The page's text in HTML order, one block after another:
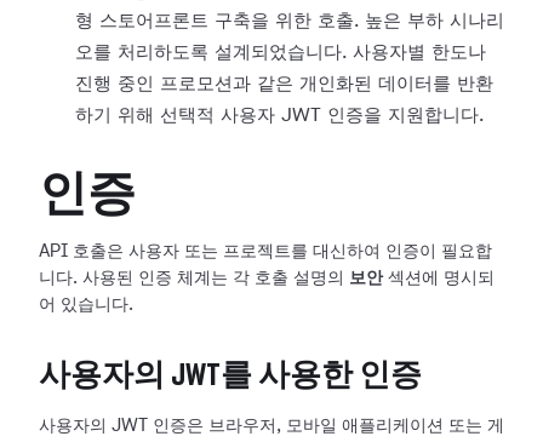
형 스토어프론트 구축을 위한 호출. 높은 부하 시나리
오를 처리하도록 설계되었습니다. 사용자별 한도나
진행 중인 프로모션과 같은 개인화된 데이터를 반환
하기 위해 선택적 사용자 JWT 인증을 지원합니다.
인증
API 호출은 사용자 또는 프로젝트를 대신하여 인증이 필요합
니다. 사용된 인증 체계는 각 호출 설명의 보안섹션에 명시되
어 있습니다.
사용자의 JWT를 사용한 인증
사용자의 JWT 인증은 브라우저, 모바일 애플리케이션 또는 게